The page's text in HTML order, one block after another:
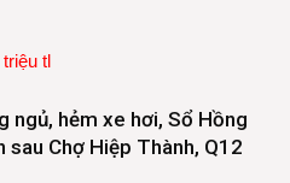
tl
ngủ, hẻm xe hơi, Sổ Hồng
sau Chợ Hiệp Thành, Q12